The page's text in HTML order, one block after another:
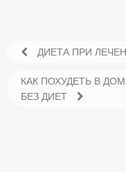
ДИЕТА ПРИ
КАК ПОХУДЕТЬ В
БЕЗ ДИЕТ